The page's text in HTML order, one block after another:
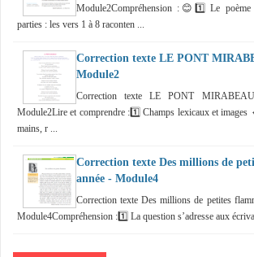
Module2Compréhension :😊1️⃣ Le
parties : les vers 1 à 8 raconten ...
Correction texte LE PONT
Module2
Correction texte LE PONT
Module2Lire et comprendre :1️⃣ Champs lexicaux et images
mains, r ...
Correction texte Des millions de
année - Module4
Correction texte Des millions de petites
Module4Compréhension :1️⃣ La question s’adresse aux